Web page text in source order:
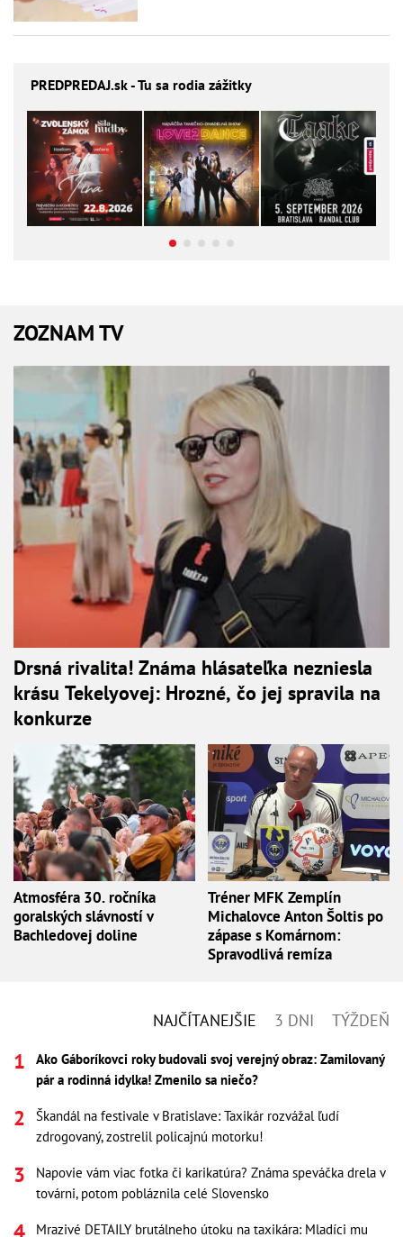
PREDPREDAJ.sk - Tu sa rodia zážitky
ZOZNAM TV
Drsná rivalita! Známa hlásateľka nezniesla
krásu Tekelyovej: Hrozné, čo jej spravila na
konkurze
Atmosféra 30. ročníka
goralských slávností v
Bachledovej doline
Tréner MFK Zemplín
Michalovce Anton Šoltis po
zápase s Komárnom:
Spravodlivá remíza
NAJČÍTANEJŠIE 3 DNI TÝŽDEŇ
Ako Gáboríkovci roky budovali svoj verejný obraz: Zamilovaný
pár a rodinná idylka! Zmenilo sa niečo?
Škandál na festivale v Bratislave: Taxikár rozvážal ľudí
zdrogovaný, zostrelil policajnú motorku!
Napovie vám viac fotka či karikatúra? Známa speváčka drela v
továrni, potom pobláznila celé Slovensko
Mrazivé DETAILY brutálneho útoku na taxikára: Mladíci mu